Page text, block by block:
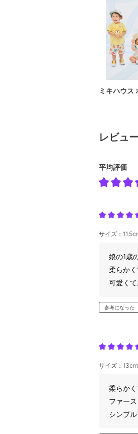
ミキハウス
レビュ
平均評価
サイズ：
娘の1歳
柔らかく
可愛く
参考になった
サイズ：13cm
柔らかく
ファー
シンプル